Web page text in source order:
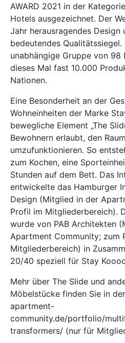
AWARD 2021 in der
Hotels ausgezeichnet. Der
Jahr herausragendes Design
bedeutendes
unabhängige Gruppe von
dieses Mal fast 10.000
Nationen.
Eine Besonderheit an der
Wohneinheiten der Marke
bewegliche Element „The
Bewohnern erlaubt, den
umzufunktionieren. So
zum Kochen, eine
Stunden auf dem Bett. Das
entwickelte das Hamburger
Design (Mitglied in der
Profil im Mitgliederbereich).
wurde von PAB Architekten
Apartment Community; zum
Mitgliederbereich) in
20/40 speziell für Stay
Mehr über The Slide und
Möbelstücke finden Sie in
apartment-
community.de/portfolio/
transformers/ (nur für